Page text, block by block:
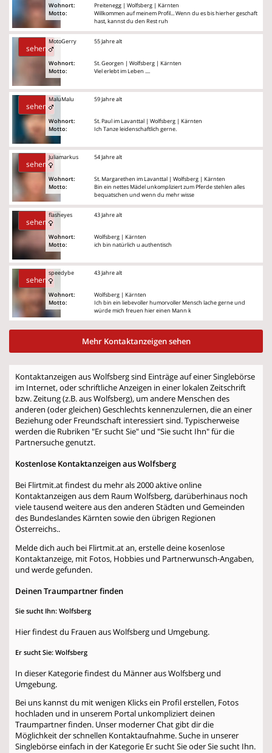
Wohnort:
Motto:
Preitenegg | Wolfsberg | Kärnten
Willkommen auf meinem Profil... Wenn du es bis hierher geschaft
hast, kannst du den Rest ruh
sehen
MotoGerry
Wohnort:
Motto:
55 Jahre alt
St. Georgen | Wolfsberg | Kärnten
Viel erlebt im Leben ....
sehen
MaluMalu
Wohnort:
Motto:
59 Jahre alt
St. Paul im Lavanttal | Wolfsberg | Kärnten
Ich Tanze leidenschaftlich gerne.
sehen
Juliamarkus
Wohnort:
Motto:
54 Jahre alt
St. Margarethen im Lavanttal | Wolfsberg | Kärnten
Bin ein nettes Mädel unkompliziert zum Pferde stehlen alles
bequatschen und wenn du mehr wisse
sehen
flasheyes
Wohnort:
Motto:
43 Jahre alt
Wolfsberg | Kärnten
ich bin natürlich u authentisch
sehen
speedybe
Wohnort:
Motto:
43 Jahre alt
Wolfsberg | Kärnten
Ich bin ein liebevoller humorvoller Mensch lache gerne und
würde mich freuen hier einen Mann k
Mehr Kontaktanzeigen sehen
Kontaktanzeigen aus Wolfsberg sind Einträge auf einer Singlebörse
im Internet, oder schriftliche Anzeigen in einer lokalen Zeitschrift
bzw. Zeitung (z.B. aus Wolfsberg), um andere Menschen des
anderen (oder gleichen) Geschlechts kennenzulernen, die an einer
Beziehung oder Freundschaft interessiert sind. Typischerweise
werden die Rubriken "Er sucht Sie" und "Sie sucht Ihn" für die
Partnersuche genutzt.
Kostenlose Kontaktanzeigen aus Wolfsberg
Bei Flirtmit.at findest du mehr als 2000 aktive online
Kontaktanzeigen aus dem Raum Wolfsberg, darüberhinaus noch
viele tausend weitere aus den anderen Städten und Gemeinden
des Bundeslandes Kärnten sowie den übrigen Regionen
Österreichs..
Melde dich auch bei Flirtmit.at an, erstelle deine kosenlose
Kontaktanzeige, mit Fotos, Hobbies und Partnerwunsch-Angaben,
und werde gefunden.
Deinen Traumpartner finden
Sie sucht Ihn: Wolfsberg
Hier findest du Frauen aus Wolfsberg und Umgebung.
Er sucht Sie: Wolfsberg
In dieser Kategorie findest du Männer aus Wolfsberg und
Umgebung.
Bei uns kannst du mit wenigen Klicks ein Profil erstellen, Fotos
hochladen und in unserem Portal unkompliziert deinen
Traumpartner finden. Unser moderner Chat gibt dir die
Möglichkeit der schnellen Kontaktaufnahme. Suche in unserer
Singlebörse einfach in der Kategorie Er sucht SieoderSie sucht Ihn.